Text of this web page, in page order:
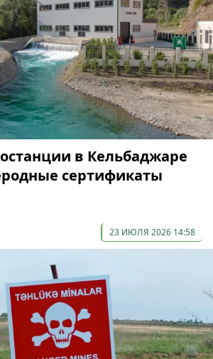
в Кельбаджаре
сертификаты
23 ИЮЛЯ 2026 14:58